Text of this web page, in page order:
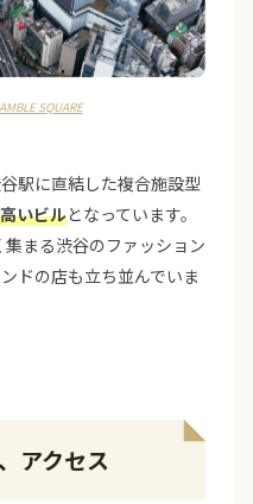
SQUARE
駅に直結した複合施設型
いビルとなっています。
まる渋谷のファッション
ドの店も立ち並んでいま
アクセス